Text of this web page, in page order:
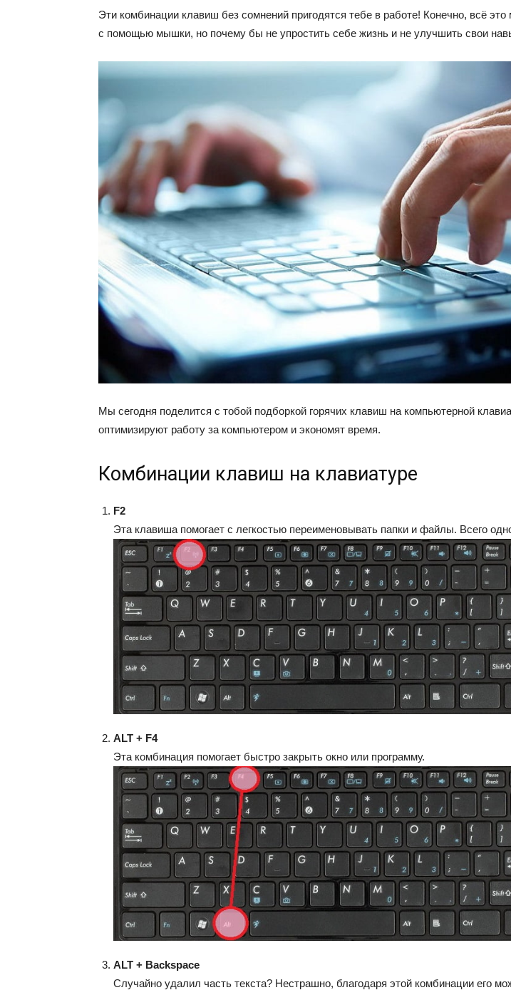
Эти комбинации клавиш без сомнений пригодятся тебе в работе! Конечно, всё
с помощью мышки, но почему бы не упростить себе жизнь и не улучшить свои
Мы сегодня поделится с тобой подборкой горячих клавиш на компьютерной
оптимизируют работу за компьютером и экономят время.
Комбинации клавиш на клавиатуре
F2
Эта клавиша помогает с легкостью переименовывать папки и файлы. Всего
ALT + F4
Эта комбинация помогает быстро закрыть окно или программу.
ALT + Backspace
Случайно удалил часть текста? Нестрашно, благодаря этой комбинации его